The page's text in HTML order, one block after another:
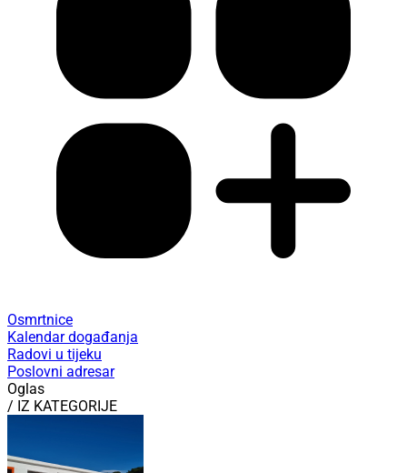
Osmrtnice
Kalendar događanja
Radovi u tijeku
Poslovni adresar
Oglas
/ IZ KATEGORIJE